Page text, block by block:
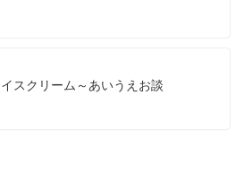
スクリーム～あいうえお談